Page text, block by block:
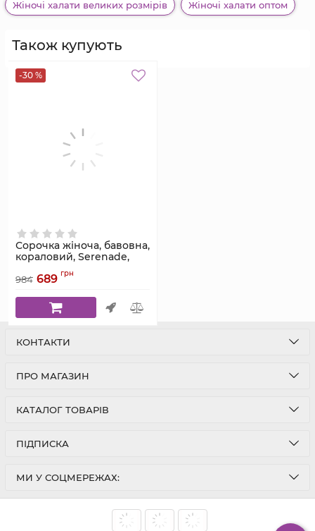
Жіночі халати великих розмірів Жіночі халати оптом
Також купують
-30 %
Сорочка жіноча, бавовна,
кораловий, Serenade,
Артикул:3081S
984 689 грн
КОНТАКТИ
ПРО МАГАЗИН
КАТАЛОГ ТОВАРІВ
ПІДПИСКА
МИ У СОЦМЕРЕЖАХ: